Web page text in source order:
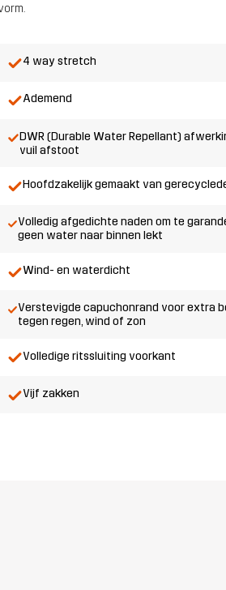
4 way stretch
Ademend
DWR (Durable Water Repellant)
vuil afstoot
Hoofdzakelijk gemaakt van
Volledig afgedichte naden om te
geen water naar binnen lekt
Wind- en waterdicht
Verstevigde capuchonrand voor extra
tegen regen, wind of zon
Volledige ritssluiting voorkant
Vijf zakken